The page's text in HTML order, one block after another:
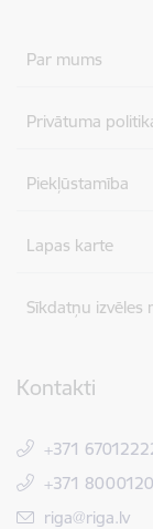
Par mums
Privātuma
Piekļūstamība
Lapas karte
Sīkdatņu izvēles
Kontakti
+371
+371
E-pasts:
riga@riga.lv